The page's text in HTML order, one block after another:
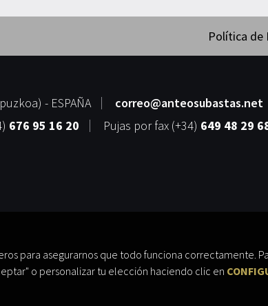
Política de
) - ESPAÑA
correo@anteosubastas.net
676 95 16 20 Pujas por fax (+34) 649 48 29
para asegurarnos que todo funciona correctamente.
o personalizar tu elección haciendo clic en